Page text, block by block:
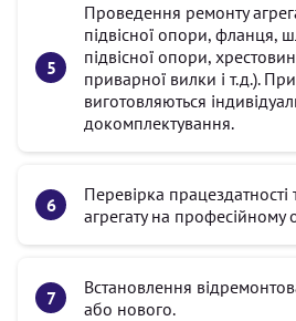
Проведення ремонту
підвісної опори, фланця,
підвісної опори,
приварної вилки і т.д.).
виготовляються
докомплектування.
Перевірка працездатності
агрегату на професійному
Встановлення
або нового.